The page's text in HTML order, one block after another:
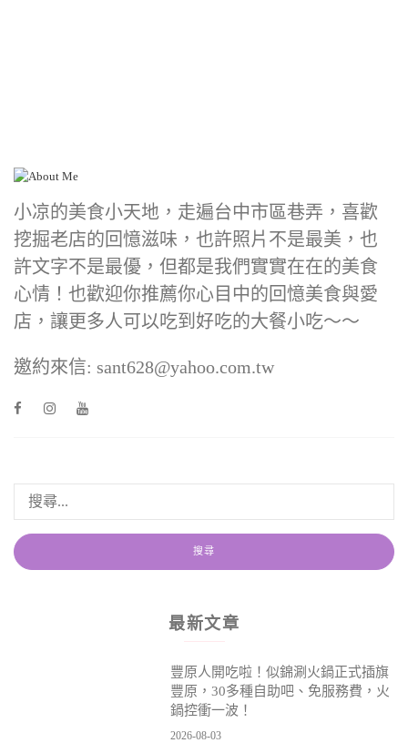
小凉的美食小天地，走遍台中市區巷弄，喜歡
挖掘老店的回憶滋味，也許照片不是最美，也
許文字不是最優，但都是我們實實在在的美食
心情！也歡迎你推薦你心目中的回憶美食與愛
店，讓更多人可以吃到好吃的大餐小吃～～
邀約來信: sant628@yahoo.com.tw
最新文章
豐原人開吃啦！似錦涮火鍋正式插旗
豐原，30多種自助吧、免服務費，火
鍋控衝一波！
2026-08-03